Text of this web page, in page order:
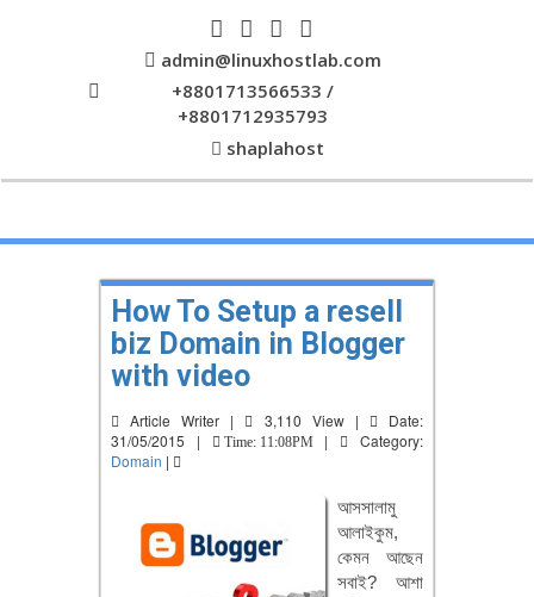
admin@linuxhostlab.com
+8801713566533 /
+8801712935793
shaplahost
How To Setup a resell
biz Domain in Blogger
with video
Article Writer | 3,110 View |
Date:
31/05/2015 |
Time: 11:08PM |
Category:
Domain |
আসসালামু
আলাইকুম,
কেমন আছেন
সবাই? আশা